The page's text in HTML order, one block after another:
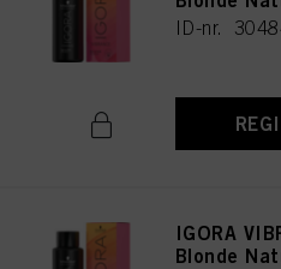
ID-nr.
IGORA
Blonde